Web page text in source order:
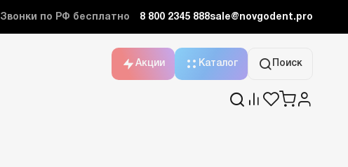
Звонки по РФ бесплатно 8 800 2345 888sale@novgodent.pro
Акции Каталог Поиск